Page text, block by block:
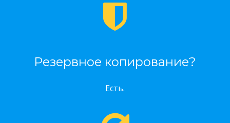
Резервное копирование?
Есть.